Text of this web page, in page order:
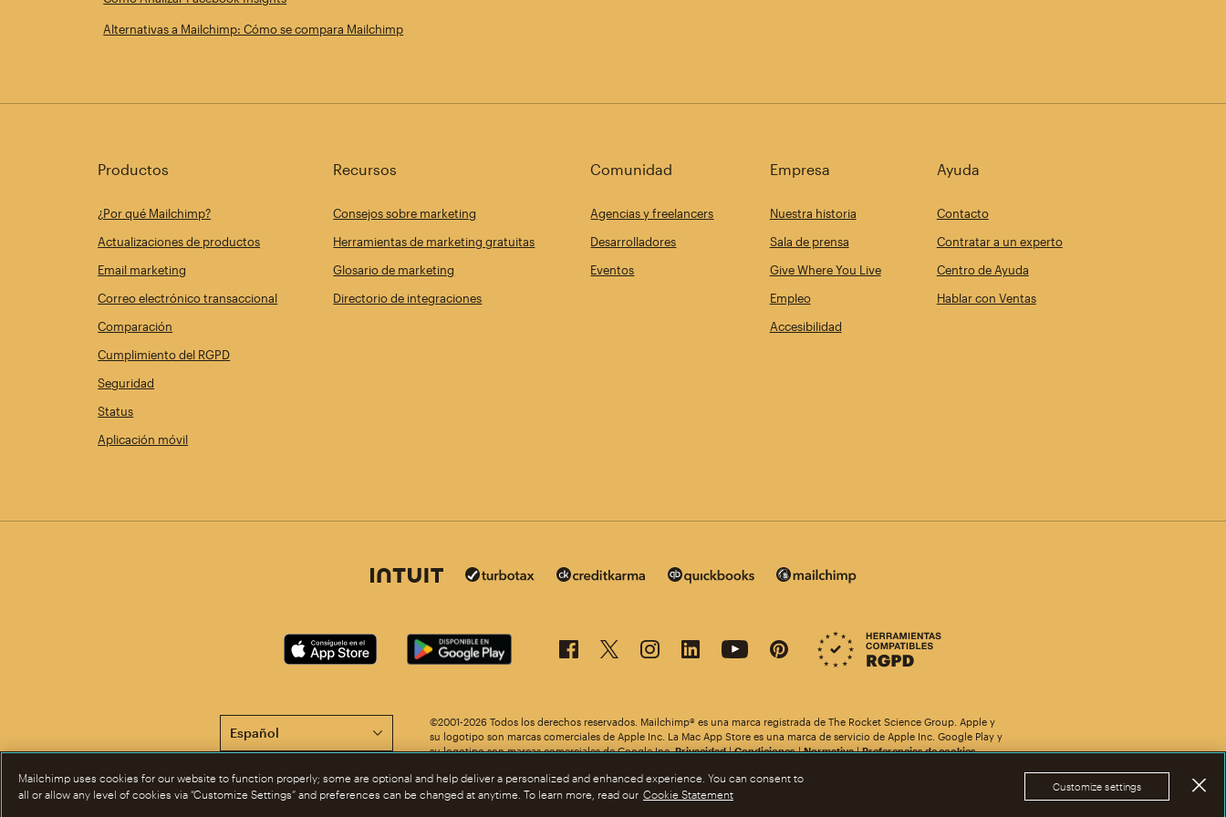
Alternativas a Mailchimp: Cómo se compara Mailchimp
Productos
¿Por qué Mailchimp?
Actualizaciones de productos
Email marketing
Correo electrónico transaccional
Comparación
Cumplimiento del RGPD
Seguridad
Status
Aplicación móvil
Recursos
Consejos sobre marketing
Herramientas de marketing gratuitas
Glosario de marketing
Directorio de integraciones
Comunidad
Agencias y freelancers
Desarrolladores
Eventos
Empresa
Nuestra historia
Sala de prensa
Give Where You Live
Empleo
Accesibilidad
Ayuda
Contacto
Contratar a un experto
Centro de Ayuda
Hablar con Ventas
Esta página está disponible en otros idiomas. ¡Elige uno!©2001-2026 Todos los derechos reservados. Mailchimp® es una marca registrada de The Rocket Science Group. Apple y
su logotipo son marcas comerciales de Apple Inc. La Mac App Store es una marca de servicio de Apple Inc. Google Play y
su logotipo son marcas comerciales de Google Inc.Privacidad|Condiciones|Normativa|Preferencias de cookies
Mailchimp uses cookies for our website to function properly; some are optional and help deliver a personalized and enhanced experience. You can consent to
all or allow any level of cookies via “Customize Settings” and preferences can be changed at anytime. To learn more, read our Cookie Statement
Customize settings